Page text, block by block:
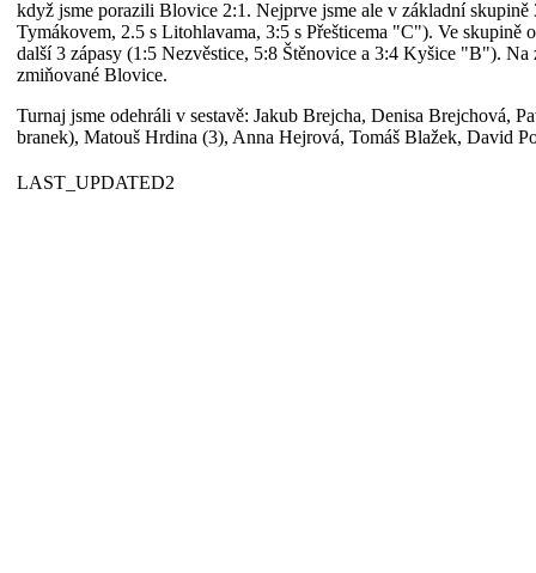
když jsme porazili Blovice 2:1. Nejprve jsme ale v základní skupině
Tymákovem, 2.5 s Litohlavama, 3:5 s Přešticema "C"). Ve skupině
další 3 zápasy (1:5 Nezvěstice, 5:8 Štěnovice a 3:4 Kyšice "B"). Na
zmiňované Blovice.
Turnaj jsme odehráli v sestavě: Jakub Brejcha, Denisa Brejchová,
branek), Matouš Hrdina (3), Anna Hejrová, Tomáš Blažek, David
LAST_UPDATED2